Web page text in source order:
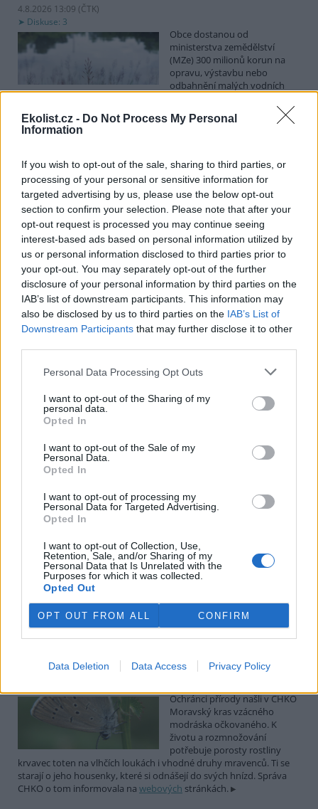
Ekolist.cz - Do Not Process My Personal
Information
If you wish to opt-out of the sale, sharing to third parties, or
processing of your personal or sensitive information for
targeted advertising by us, please use the below opt-out
section to confirm your selection. Please note that after your
opt-out request is processed you may continue seeing
interest-based ads based on personal information utilized by
us or personal information disclosed to third parties prior to
your opt-out. You may separately opt-out of the further
disclosure of your personal information by third parties on the
IAB’s list of downstream participants. This information may
also be disclosed by us to third parties on the IAB’s List of
Downstream Participants that may further disclose it to other
Personal Data Processing Opt Outs
I want to opt-out of the Sharing of my
personal data.
Opted In
I want to opt-out of the Sale of my
Personal Data.
Opted In
I want to opt-out of processing my
Personal Data for Targeted Advertising.
Opted In
I want to opt-out of Collection, Use,
Retention, Sale, and/or Sharing of my
Personal Data that Is Unrelated with the
Purposes for which it was collected.
Opted Out
OPT OUT FROM ALL CONFIRM
Data Deletion Data Access Privacy Policy
4.8.2026 13:09 (ČTK)
Diskuse: 3
Obce dostanou od
ministerstva zemědělství
(MZe) 300 milionů korun na
opravu, výstavbu nebo
odbahnění malých vodních
Hospodářským zvířatům pomáhají při vedrech remízky
4.8.2026 12:52 ( ČTK)
Hospodářská zvířata na jihu
Čech se při tropických
teplotách ochlazují v
remízkách i kamenných stájích.
Někteří jihočeští farmáři
vypouštějí krávy, ovce či koně na pastviny v noci a v největších
vedrech je nechávají uvnitř chladnějších budov. Kvůli suchu
neroste na loukách tráva a zemědělci musí dobytek přikrmovat
zásobami sena na zimu. Vysychají zdroje vody a rostou náklady na
její dopravu i na elektřinu na ochlazování zvířat, zjistila ČTK.
V Japonsku, které bojuje s extrémními vedry, uhynuly
tři lvice, píše BBC News
4.8.2026 12:42 ( ČTK
Diskuse: 2
Tři lvice v zoologické zahradě v
japonském Tokiu uhynuly
potýká s vlnami extrémních
veder, napsal zpravodajský server
BBC News
Ghanský parlament schválil přísný zákon na ochranu
kakaových plantáží
4.8.2026 12:39 (ČTK
zákon, podle kterého místním
farmářům hrozí až 20 let
vězení, pokud bez souhlasu
plantáž na jiný účel. Informovala o tom agentura AP; zákon nyní
čeká na podpis prezidenta Johna Mahamy.
modráska očkovaného
Ochránci přírody našli v CHKO
Moravský kras vzácného
modráska očkovaného. K
životu a rozmnožování
potřebuje porosty rostliny
krvavec toten na vlhčích loukách i vhodné druhy mravenců. Ti se
starají o jeho housenky, které si odnášejí do svých hnízd. Správa
CHKO o tom informovala na webových stránkách.